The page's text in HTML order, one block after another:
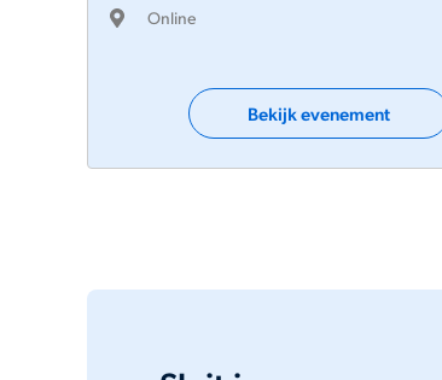
Online
Bekijk evenement